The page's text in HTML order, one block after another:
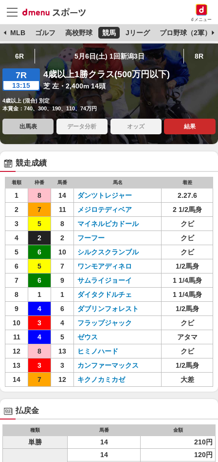
dメニュー
MLB ゴルフ 高校野球 競馬 Jリーグ プロ野球（2軍）
6R 5月6日(土) 1回新潟3日 8R
7R
13:15
4歳以上1勝クラス(500万円以下)
芝 左・2,400m 14頭
4歳以上 (混合) 別定
本賞金：740、300、190、110、74万円
出馬表 データ分析 オッズ 結果
競走成績
着順 枠番 馬番 馬名 着差
1 8 14 ダンツトレジャー
2.27.6
2
7 11 メジロテディベア
2 1/2馬身
3
5 8 マイネルピカドール
クビ
4
2 2 フーフー
クビ
5
6 10 シルクスクランブル
クビ
6
5 7 ワンモアディネロ
1/2馬身
7
6 9 サムライジョーイ
1 1/4馬身
8
1 1 ダイタクドルチェ
1 1/4馬身
9
4 6 ダブリンフォレスト
1/2馬身
10
3 4 フラップジャック
クビ
11
4 5 ゼウス
アタマ
12
8 13 ヒミノハード
クビ
13
3 3 カンファーマックス
1/2馬身
14
7 12 キクノカミカゼ 大差
払戻金
種類 馬番 金額
単勝 14 210円
14
120円